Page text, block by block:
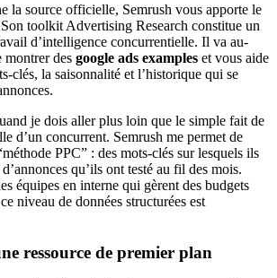
la source officielle, Semrush vous apporte le
toolkit Advertising Research constitue un
d’intelligence concurrentielle. Il va au-
montrer des google ads examples et vous aide
clés, la saisonnalité et l’historique qui se
je dois aller plus loin que le simple fait de
d’un concurrent. Semrush me permet de
PPC” : des mots-clés sur lesquels ils
qu’ils ont testé au fil des mois.
équipes en interne qui gèrent des budgets
niveau de données structurées est
ressource de premier plan